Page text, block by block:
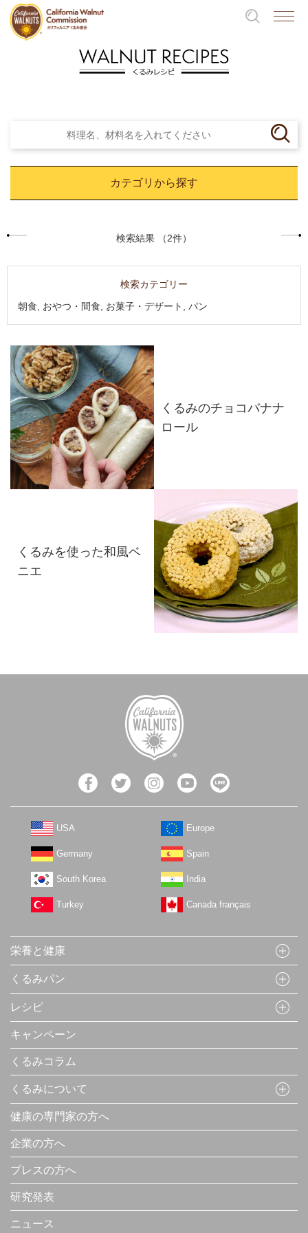
カテゴリから探す
検索結果 （2件）
検索カテゴリー
朝食, おやつ・間食, お菓子・デザート, パン
くるみのチョコバナナ
ロール
くるみを使った和風ベ
ニエ
USA Europe
Germany Spain
South Korea India
Turkey Canada français
栄養と健康
くるみパン
レシピ
キャンペーン
くるみコラム
くるみについて
健康の専門家の方へ
企業の方へ
プレスの方へ
研究発表
ニュース